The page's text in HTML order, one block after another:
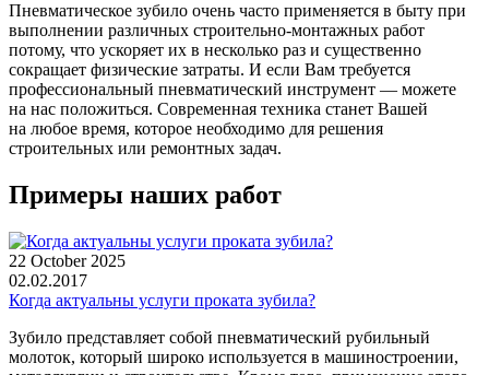
Пневматическое зубило очень часто применяется в быту при
выполнении различных строительно-монтажных работ
потому, что ускоряет их в несколько раз и существенно
сокращает физические затраты. И если Вам требуется
профессиональный пневматический инструмент — можете
на нас положиться. Современная техника станет Вашей
на любое время, которое необходимо для решения
строительных или ремонтных задач.
Примеры наших работ
22 October 2025
02.02.2017
Когда актуальны услуги проката зубила?
Зубило представляет собой пневматический рубильный
молоток, который широко используется в машиностроении,